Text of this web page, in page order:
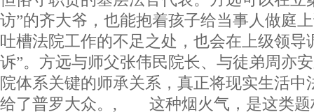
访”的齐大爷，也能抱着孩子给当事人做庭
吐槽法院工作的不足之处，也会在上级领导
诉”。方远与师父张伟民院长、与徒弟周亦
院体系关键的师承关系，真正将现实生活中
给了普罗大众。, 这种烟火气，是这类题